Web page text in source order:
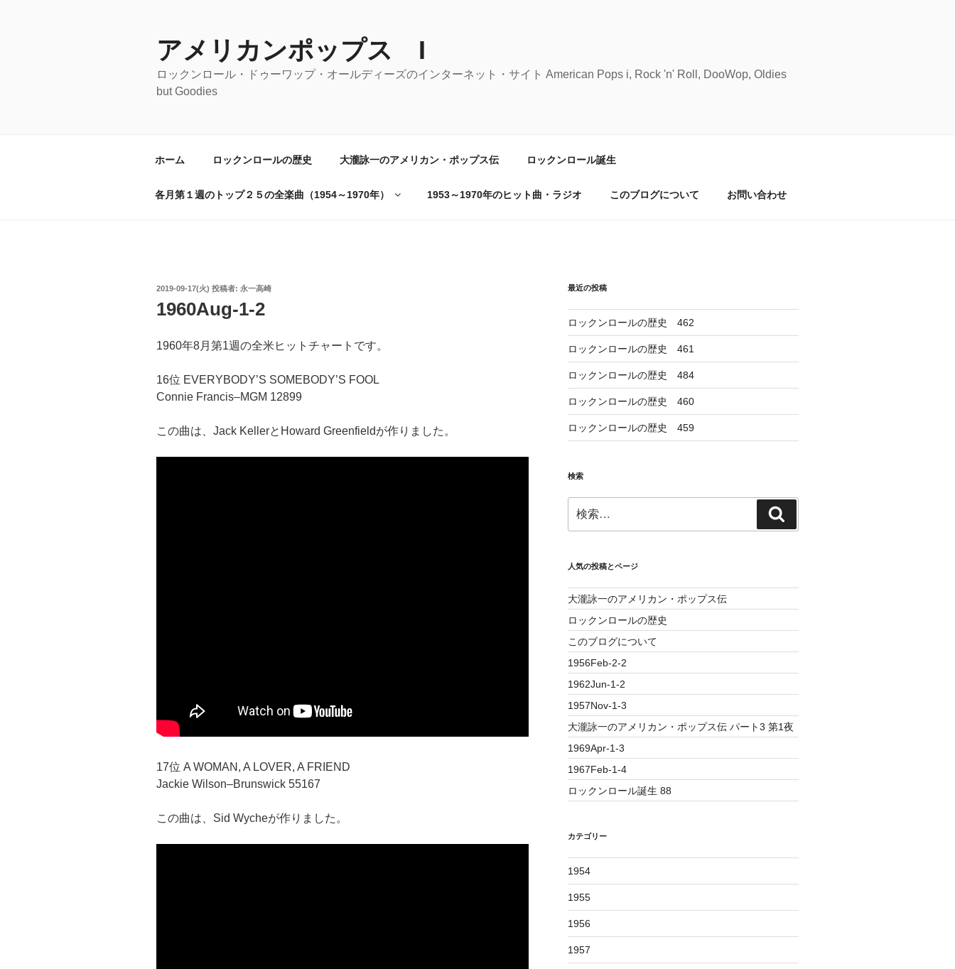
アメリカンポップス I
ロックンロール・ドゥーワップ・オールディーズのインターネット・サイト American Pops i, Rock 'n' Roll, DooWop, Oldies
but Goodies
ホーム ロックンロールの歴史 大瀧詠一のアメリカン・ポップス伝 ロックンロール誕生
各月第１週のトップ２５の全楽曲（1954～1970年） 1953～1970年のヒット曲・ラジオ このブログについて お問い合わせ
投
2019-09-17(火) 投稿者: 永一高崎
1960Aug-1-2
1960年8月第1週の全米ヒットチャートです。
16位 EVERYBODY’S SOMEBODY’S FOOL
Connie Francis–MGM 12899
この曲は、Jack KellerとHoward Greenfieldが作りました。
17位 A WOMAN, A LOVER, A FRIEND
Jackie Wilson–Brunswick 55167
この曲は、Sid Wycheが作りました。
最近の投稿
ロックンロールの歴史 462
ロックンロールの歴史 461
ロックンロールの歴史 484
ロックンロールの歴史 460
ロックンロールの歴史 459
検索
索:
索
人気の投稿とページ
大瀧詠一のアメリカン・ポップス伝
ロックンロールの歴史
このブログについて
1956Feb-2-2
1962Jun-1-2
1957Nov-1-3
大瀧詠一のアメリカン・ポップス伝 パート3 第1夜
1969Apr-1-3
1967Feb-1-4
ロックンロール誕生 88
カテゴリー
1954
1955
1956
1957